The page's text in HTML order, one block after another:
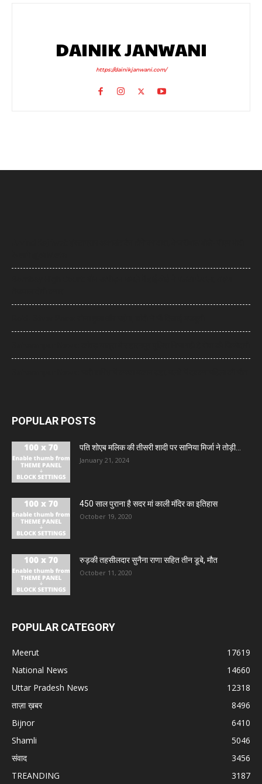
DAINIK JANWANI
https://dainikjanwani.com/
POPULAR POSTS
पति शोएब मलिक की तीसरी शादी पर सानिया मिर्जा ने तोड़ी...
January 21, 2024
450 साल पुराना है सदर मां काली मंदिर का इतिहास
October 19, 2020
रुड़की तहसीलदार सुनैना राणा सहित तीन डूबे, मौत
October 11, 2020
POPULAR CATEGORY
Meerut
17619
National News
14660
Uttar Pradesh News
12318
ताज़ा ख़बर
8496
Bijnor
6410
Shamli
5046
संवाद
3456
TREANDING
3187